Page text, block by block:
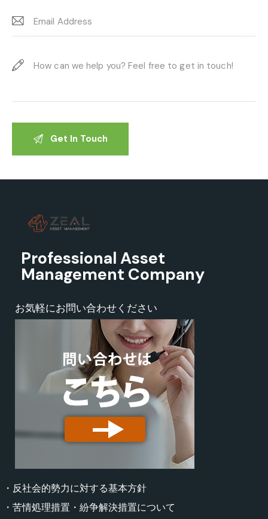
Professional Asset
Management Company
お気軽にお問い合わせください
・反社会的勢力に対する基本方針
・苦情処理措置・紛争解決措置について